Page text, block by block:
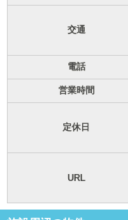
交通
電話
営業時間
定休日
URL